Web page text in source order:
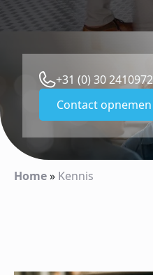
+31 (0) 30 2410972
Contact opnemen
Home» Kennis